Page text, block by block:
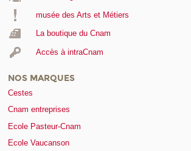
musée des Arts et Métiers
La boutique du Cnam
Accès à intraCnam
NOS MARQUES
Cestes
Cnam entreprises
Ecole Pasteur-Cnam
Ecole Vaucanson